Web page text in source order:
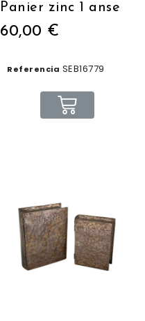
Panier zinc 1 anse
60,00 €
Referencia SEB16779